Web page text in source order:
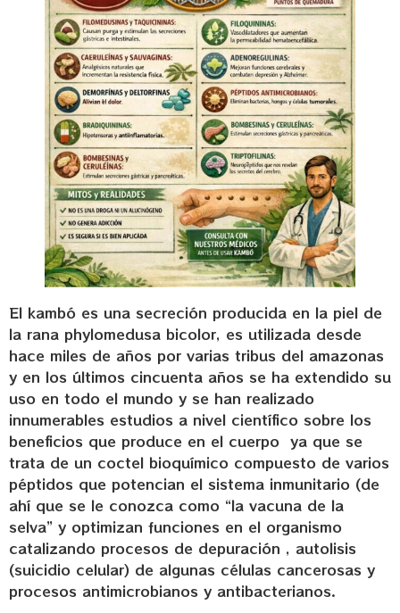
El kambó es una secreción producida en la piel de
la rana phylomedusa bicolor, es utilizada desde
hace miles de años por varias tribus del amazonas
y en los últimos cincuenta años se ha extendido su
uso en todo el mundo y se han realizado
innumerables estudios a nivel científico sobre los
beneficios que produce en el cuerpo ya que se
trata de un coctel bioquímico compuesto de varios
péptidos que potencian el sistema inmunitario (de
ahí que se le conozca como “la vacuna de la
selva” y optimizan funciones en el organismo
catalizando procesos de depuración , autolisis
(suicidio celular) de algunas células cancerosas y
procesos antimicrobianos y antibacterianos.